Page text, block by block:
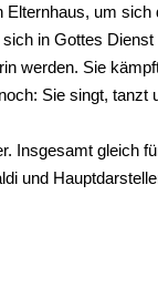
um
in Gottes
werden. Sie
Sie singt, tanzt
Insgesamt gleich
und